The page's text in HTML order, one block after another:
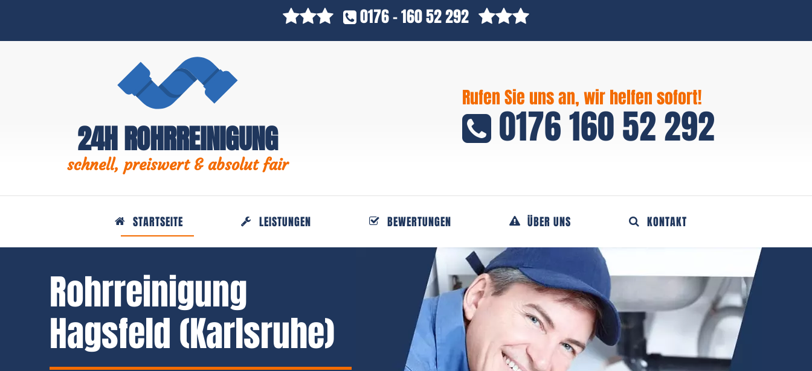
0176 - 160 52 292
Rufen Sie uns an, wir helfen sofort!
0176 160 52 292
24H ROHRREINIGUNG
schnell, preiswert & absolut fair
STARTSEITE LEISTUNGEN BEWERTUNGEN ÜBER UNS KONTAKT
Rohrreinigung
Hagsfeld (Karlsruhe)